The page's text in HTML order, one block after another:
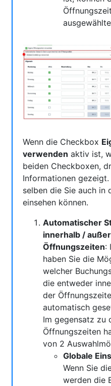
Wenn die Checkbox
verwenden aktiv ist,
beiden Checkboxen,
Informationen
selben die Sie auch in
einsehen können.
Automatischer
innerhalb /
Öffnungszeiten:
haben Sie die
welcher
die entweder
der
automatisch
Im gegensatz zu
Öffnungszeiten
von 2
Globale
Wenn Sie
werden die